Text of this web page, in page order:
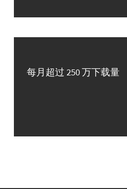
每月超过 250 万下载量